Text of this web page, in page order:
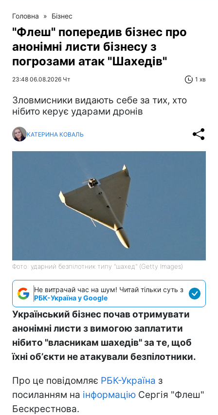
Головна » Бізнес
"Флеш" попередив бізнес про
анонімні листи бізнесу з
погрозами атак "Шахедів"
23:48 06.08.2026 Чт 1 хв
Зловмисники видають себе за тих, хто
нібито керує ударами дронів
КАТЕРИНА КОВАЛЬ
Фото: ударний безпілотник типу "шахед" (Getty Images)
Не витрачай час на шум! Читай тільки суть з
РБК-Україна у Google
Український бізнес почав отримувати
анонімні листи з вимогою заплатити
нібито "власникам шахедів" за те, щоб
їхні обʼєкти не атакували безпілотники.
Про це повідомляє РБК-Україна з
посиланням на інформацію Сергія "Флеш"
Бескрестнова.